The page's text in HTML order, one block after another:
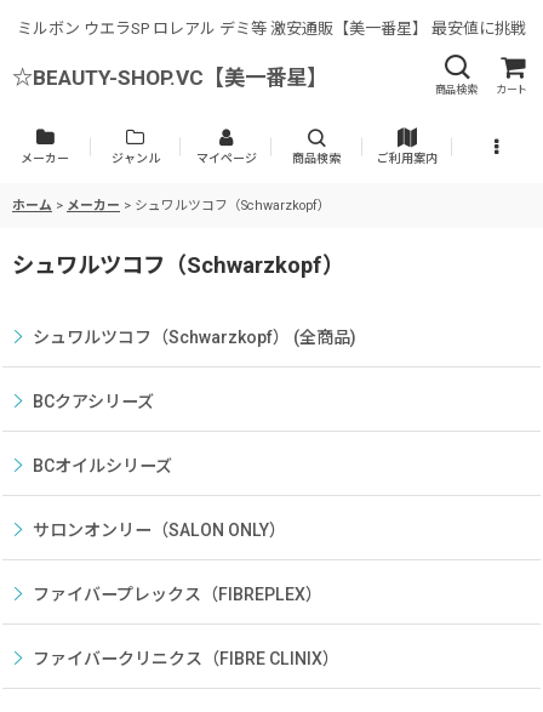
ミルボン ウエラSP ロレアル デミ等 激安通販【美一番星】 最安値に挑戦
☆BEAUTY-SHOP.VC【美一番星】
商品検索 カート
メーカー ジャンル マイページ 商品検索 ご利用案内
ホーム > メーカー > シュワルツコフ（Schwarzkopf）
シュワルツコフ（Schwarzkopf）
シュワルツコフ（Schwarzkopf） (全商品)
BCクアシリーズ
BCオイルシリーズ
サロンオンリー（SALON ONLY）
ファイバープレックス（FIBREPLEX）
ファイバークリニクス（FIBRE CLINIX）